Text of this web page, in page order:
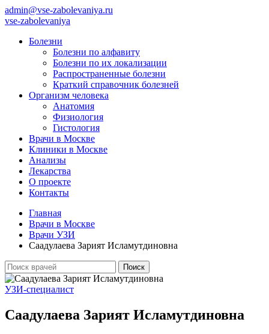
admin@vse-zabolevaniya.ru
vse-zabolevaniya
Болезни
Болезни по алфавиту
Болезни по их локализации
Распространенные болезни
Краткий справочник болезней
Организм человека
Анатомия
Физиология
Гистология
Врачи в Москве
Клиники в Москве
Анализы
Лекарства
О проекте
Контакты
Главная
Врачи в Москве
Врачи УЗИ
Саадулаева Зарият Исламутдиновна
УЗИ-специалист
Саадулаева Зарият Исламутдиновна